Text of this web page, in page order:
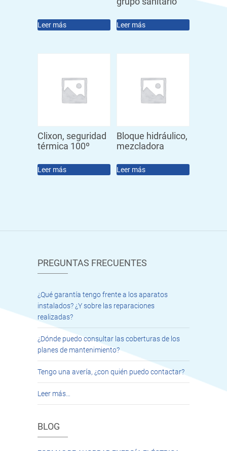
Leer más Leer más
Clixon, seguridad
térmica 100º
Leer más
Bloque hidráulico,
mezcladora
Leer más
PREGUNTAS FRECUENTES
¿Qué garantía tengo frente a los aparatos
instalados? ¿Y sobre las reparaciones
realizadas?
¿Dónde puedo consultar las coberturas de los
planes de mantenimiento?
Tengo una avería, ¿con quién puedo contactar?
Leer más…
BLOG